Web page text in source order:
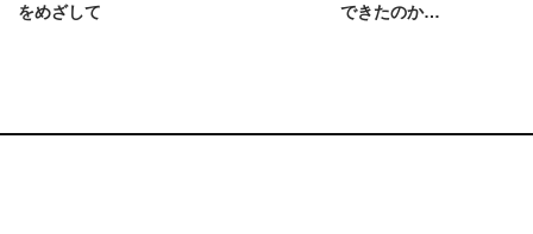
をめざして
できたのか…